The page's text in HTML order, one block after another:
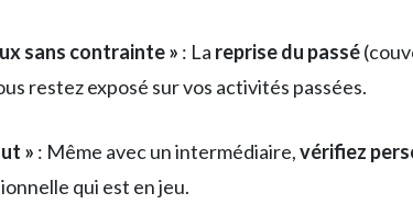
sans contrainte » : La reprise du passé
restez exposé sur vos activités passées.
» : Même avec un intermédiaire,vérifiez
qui est en jeu.